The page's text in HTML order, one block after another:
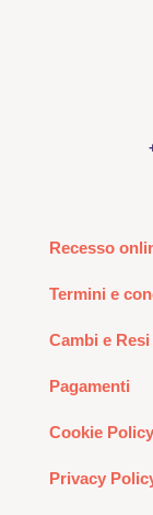
Recesso
Termini e
Cambi e Resi
Pagamenti
Cookie Policy
Privacy